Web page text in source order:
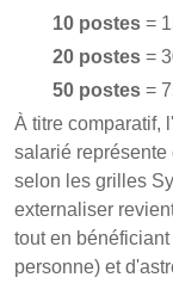
10 postes =
20 postes =
50 postes =
À titre comparatif,
salarié représente
selon les grilles
externaliser
tout en
personne) et